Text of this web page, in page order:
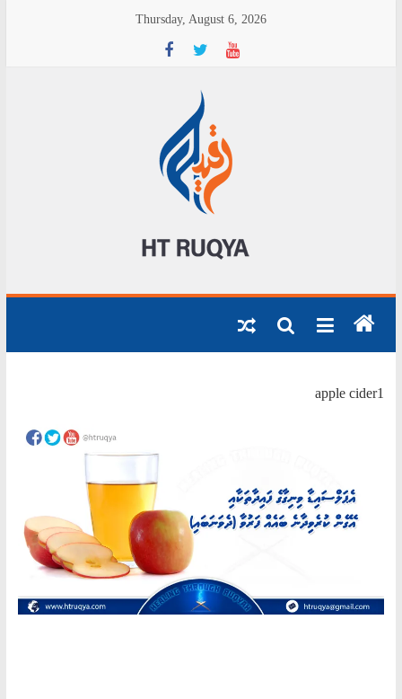
Thursday, August 6, 2026
apple cider1